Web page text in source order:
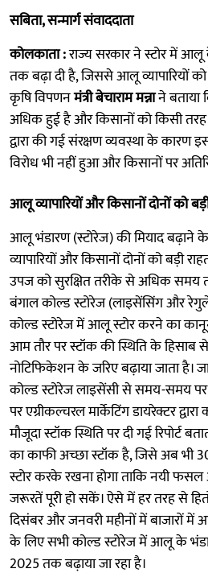
सबिता, सन्मार्ग संवाददाता
कोलकाता :राज्य सरकार ने स्टोर में
तक बढ़ा दी है, जिससे आलू व्यापारियों को
कृषि विपणनमंत्री बेचाराम मन्नाने बताया
अधिक हुई है और किसानों को किसी तरह
द्वारा की गई संरक्षण व्यवस्था के कारण
विरोध भी नहीं हुआ और किसानों पर
आलू व्यापारियों और किसानों दोनों को
आलू भंडारण (स्टोरेज) की मियाद
व्यापारियों और किसानों दोनों को बड़ी
उपज को सुरक्षित तरीके से अधिक समय
बंगाल कोल्ड स्टोरेज (लाइसेंसिंग और
कोल्ड स्टोरेज में आलू स्टोर करने का
आम तौर पर स्टॉक की स्थिति के
नोटिफिकेशन के जरिए बढ़ाया जाता है।
कोल्ड स्टोरेज लाइसेंसी से समय-समय
पर एग्रीकल्चरल मार्केटिंग डायरेक्टर
मौजूदा स्टॉक स्थिति पर दी गई रिपोर्ट
का काफी अच्छा स्टॉक है, जिसे अब भी
स्टोर करके रखना होगा ताकि नयी
जरूरतें पूरी हो सकें। ऐसे में हर तरह से
दिसंबर और जनवरी महीनों में बाजारों
के लिए सभी कोल्ड स्टोरेज में आलू के
2025 तक बढ़ाया जा रहा है।